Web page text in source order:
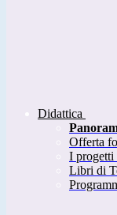
Didattica
Offerta
I progetti
Libri di